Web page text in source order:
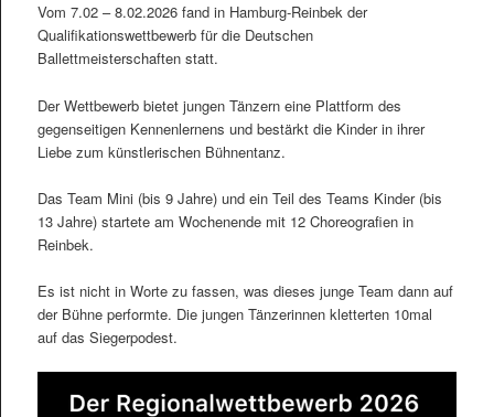
Vom 7.02 – 8.02.2026 fand in Hamburg-Reinbek der
Qualifikationswettbewerb für die Deutschen
Ballettmeisterschaften statt.
Der Wettbewerb bietet jungen Tänzern eine Plattform des
gegenseitigen Kennenlernens und bestärkt die Kinder in ihrer
Liebe zum künstlerischen Bühnentanz.
Das Team Mini (bis 9 Jahre) und ein Teil des Teams Kinder (bis
13 Jahre) startete am Wochenende mit 12 Choreografien in
Reinbek.
Es ist nicht in Worte zu fassen, was dieses junge Team dann auf
der Bühne performte. Die jungen Tänzerinnen kletterten 10mal
auf das Siegerpodest.